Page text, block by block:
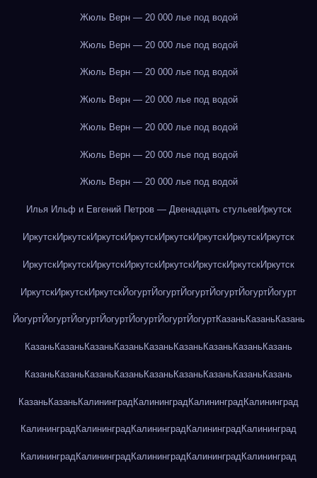
Жюль Верн — 20 000 лье под водой
Жюль Верн — 20 000 лье под водой
Жюль Верн — 20 000 лье под водой
Жюль Верн — 20 000 лье под водой
Жюль Верн — 20 000 лье под водой
Жюль Верн — 20 000 лье под водой
Жюль Верн — 20 000 лье под водой
Илья Ильф и Евгений Петров — Двенадцать стульевИркутск
ИркутскИркутскИркутскИркутскИркутскИркутскИркутскИркутск
ИркутскИркутскИркутскИркутскИркутскИркутскИркутскИркутск
ИркутскИркутскИркутскЙогуртЙогуртЙогуртЙогуртЙогуртЙогурт
ЙогуртЙогуртЙогуртЙогуртЙогуртЙогуртЙогуртКазаньКазаньКазань
КазаньКазаньКазаньКазаньКазаньКазаньКазаньКазаньКазань
КазаньКазаньКазаньКазаньКазаньКазаньКазаньКазаньКазань
КазаньКазаньКалининградКалининградКалининградКалининград
КалининградКалининградКалининградКалининградКалининград
КалининградКалининградКалининградКалининградКалининград